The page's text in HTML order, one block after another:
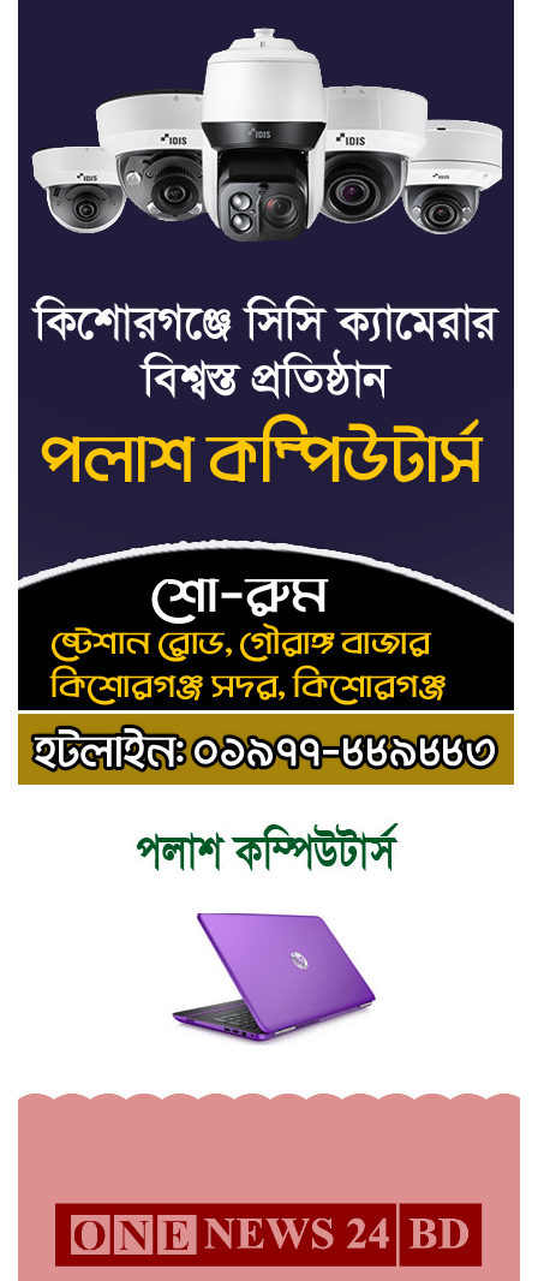
ডে
ধর্ষণের অভিযোগে কনটেন্ট
ক্রিয়েটর রিপন মিয়ার বিরুদ্ধে
মামলা
৭
ধর্ষণের অভিযোগে কনটেন্ট
ক্রিয়েটর রিপন মিয়ার বিরুদ্ধে
মামলা
৮
যে ডকুমেন্টারিতে আবু সাঈদের
ছবি নেই, সেটা কোনো
ডকুমেন্টারি নয়: ভারপ্রাপ্ত
রাষ্ট্রপতি
৯
আমরা যদি বলি জুলাই কার,
জুলাই কার— জুলাই কারোই
থাকবে না: স্বরাষ্ট্রমন্ত্রী
হোসেনপুরে জুলাই
গণঅভ্যুত্থানের শহীদ আব্দুল্লাহ
বিন জাহিদের কবরে শ্রদ্ধা
নিবেদন